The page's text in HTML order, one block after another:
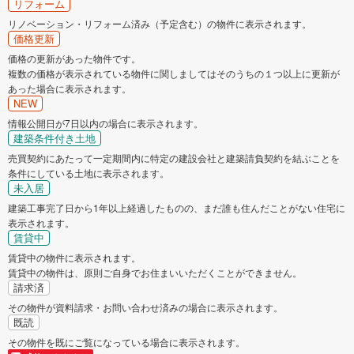
リフォーム
リノベーション・リフォーム済み（予定含む）の物件に表示されます。
価格更新
価格の更新があった物件です。
複数の価格が表示されている物件に関しましてはそのうちの１つ以上に更新が
あった場合に表示されます。
NEW
情報公開日が7日以内の場合に表示されます。
建築条件付き土地
売買契約にあたって一定期間内に特定の建設会社と建築請負契約を結ぶことを
条件にしている土地に表示されます。
未入居
建築工事完了日から1年以上経過したものの、まだ誰も住んだことがない住宅に
表示されます。
賃貸中
賃貸中の物件に表示されます。
賃貸中の物件は、原則ご自身でお住まいいただくことができません。
請求済
その物件が資料請求・お問い合わせ済みの場合に表示されます。
既読
その物件を既にご覧になっている場合に表示されます。